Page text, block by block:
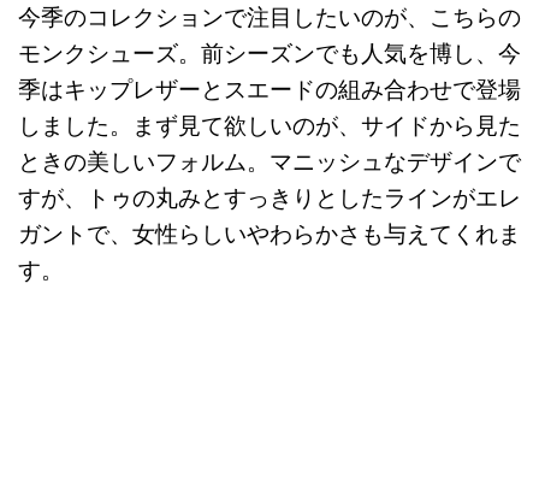
今季のコレクションで注目したいのが、こちらの
モンクシューズ。前シーズンでも人気を博し、今
季はキップレザーとスエードの組み合わせで登場
しました。まず見て欲しいのが、サイドから見た
ときの美しいフォルム。マニッシュなデザインで
すが、トゥの丸みとすっきりとしたラインがエレ
ガントで、女性らしいやわらかさも与えてくれま
す。